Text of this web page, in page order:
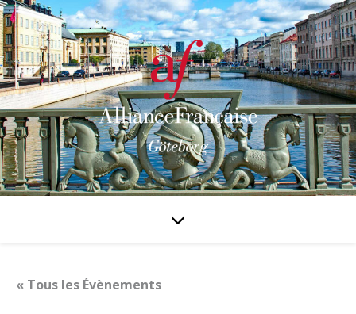
« Tous les Évènements